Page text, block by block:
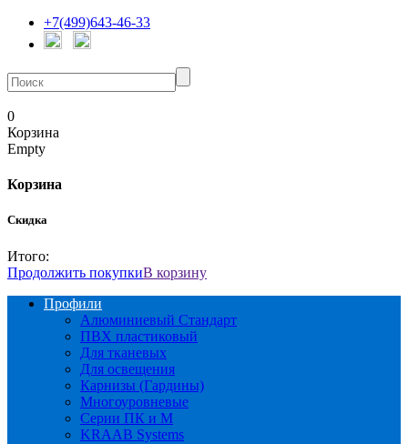
+7(499)643-46-33
0
Корзина
Empty
Корзина
Скидка
Итого:
Продолжить покупкиВ корзину
Профили
Алюминиевый Стандарт
ПВХ пластиковый
Для тканевых
Для освещения
Карнизы (Гардины)
Многоуровневые
Серии ПК и М
KRAAB Systems